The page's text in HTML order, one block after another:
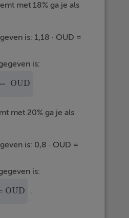
met 18% ga je als
is: 1,18 · OUD =
is:
= OUD
= OUD
met 20% ga je als
is: 0,8 · OUD =
is:
OUD
= OUD .